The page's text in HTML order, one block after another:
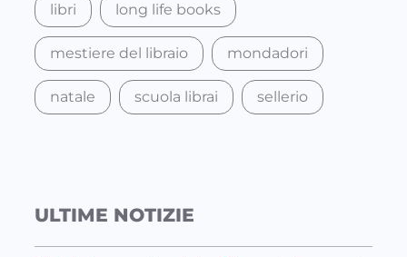
libri long life books
mestiere del libraio mondadori
natale scuola librai sellerio
ULTIME NOTIZIE